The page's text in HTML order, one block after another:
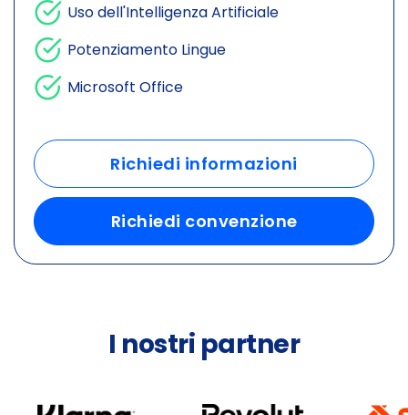
Uso dell'Intelligenza Artificiale
Potenziamento Lingue
Microsoft Office
Richiedi informazioni
Richiedi convenzione
I nostri partner